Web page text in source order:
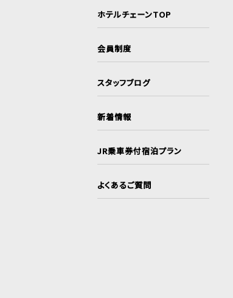
ホテルチェーンTOP
会員制度
スタッフブログ
新着情報
JR乗車券付宿泊プラン
よくあるご質問